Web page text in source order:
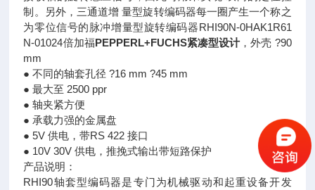
制。另外，三通道增 量型旋转编码器每一圈产生一个称之
为零位信号的脉冲增量型旋转编码器RHI90N-0HAK1R61
N-01024倍加福PEPPERL+FUCHS紧凑型设计，外壳 ?90
mm
● 不同的轴套孔径 ?16 mm ?45 mm
● 最大至 2500 ppr
● 轴夹紧方便
● 承载力强的金属盘
● 5V 供电，带RS 422 接口
● 10V 30V 供电，推挽式输出带短路保护
产品说明：
RHI90轴套型编码器是专门为机械驱动和起重设备开发